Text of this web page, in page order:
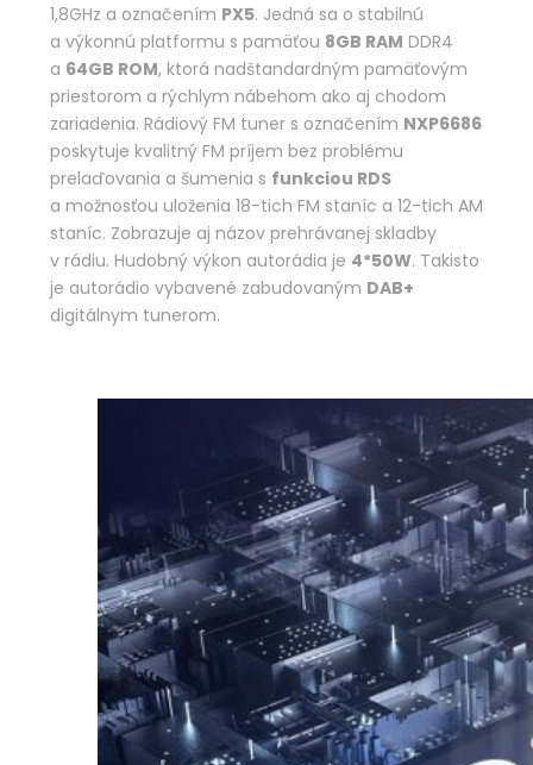
1,8GHz a označením PX5. Jedná sa o stabilnú
a výkonnú platformu s pamäťou 8GB RAM DDR4
a 64GB ROM, ktorá nadštandardným pamäťovým
priestorom a rýchlym nábehom ako aj chodom
zariadenia. Rádiový FM tuner s označením NXP6686
poskytuje kvalitný FM príjem bez problému
prelaďovania a šumenia s funkciou RDS
a možnosťou uloženia 18-tich FM staníc a 12-tich AM
staníc. Zobrazuje aj názov prehrávanej skladby
v rádiu. Hudobný výkon autorádia je 4*50W. Takisto
je autorádio vybavené zabudovaným DAB+
digitálnym tunerom.